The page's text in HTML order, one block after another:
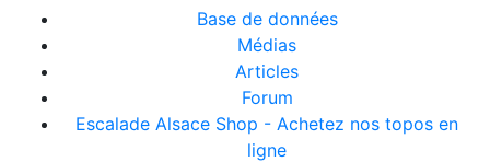
Base de données
Médias
Articles
Forum
Escalade Alsace Shop - Achetez nos topos en
ligne